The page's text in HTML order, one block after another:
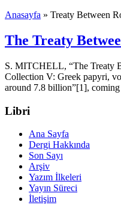
Anasayfa » Treaty Between
The Treaty
S. MITCHELL, “The Treaty
Collection V: Greek papyri,
around 7.8 billion”[1],
Libri
Ana Sayfa
Dergi Hakkında
Son Sayı
Arşiv
Yazım İlkeleri
Yayın Süreci
İletişim